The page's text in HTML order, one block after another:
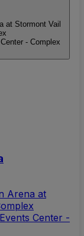
at Stormont Vail
- Complex
Arena at
Center -